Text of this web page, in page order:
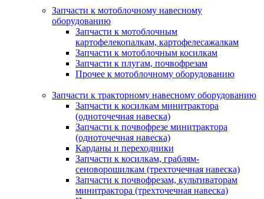
Запчасти к мотоблочному навесному
оборудованию
Запчасти к мотоблочным
картофелекопалкам, картофелесажалкам
Запчасти к мотоблочным косилкам
Запчасти к плугам, почвофрезам
Прочее к мотоблочному оборудованию
Запчасти к тракторному навесному оборудованию
Запчасти к косилкам минитрактора
(одноточечная навеска)
Запчасти к почвофрезе минитрактора
(одноточечная навеска)
Карданы и переходники
Запчасти к косилкам, граблям-
сеноворошилкам (трехточечная навеска)
Запчасти к почвофрезам, культиваторам
минитрактора (трехточечная навеска)